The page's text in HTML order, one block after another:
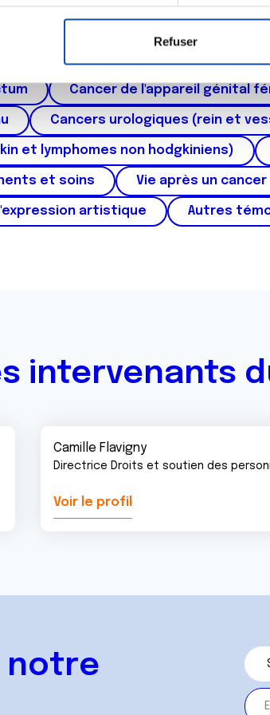
ou retirer votre consentement à tout
de publicité et d'analyse, qui peuvent
ont collectées lors de votre utilisation de
Refuser
et des voies respiratoires
Cancer de l'appareil génital
Cancers urologiques (rein et
et lymphomes non hodgkiniens)
et soins Vie après un cancer
artistique Autres
intervenants
Camille Flavigny
Directrice Droits et soutien des
Voir le profil
notre